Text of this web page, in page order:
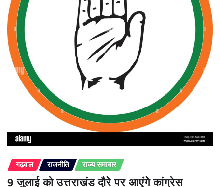
गढ़वाल राजनीति राज्य समाचार
9 जुलाई को उत्तराखंड दौरे पर आएंगे कांग्रेस